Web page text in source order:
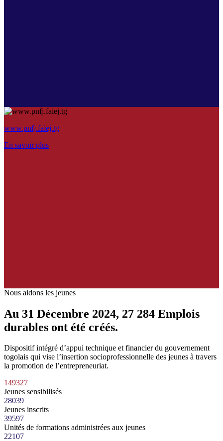
www.pnfj.faiej.tg
En savoir plus
Nous aidons les jeunes
Au 31 Décembre 2024, 27 284 Emplois
durables ont été créés.
Dispositif intégré d’appui technique et financier du gouvernement
togolais qui vise l’insertion socioprofessionnelle des jeunes à travers
la promotion de l’entrepreneuriat.
149327
Jeunes sensibilisés
28039
Jeunes inscrits
39597
Unités de formations administrées aux jeunes
22107